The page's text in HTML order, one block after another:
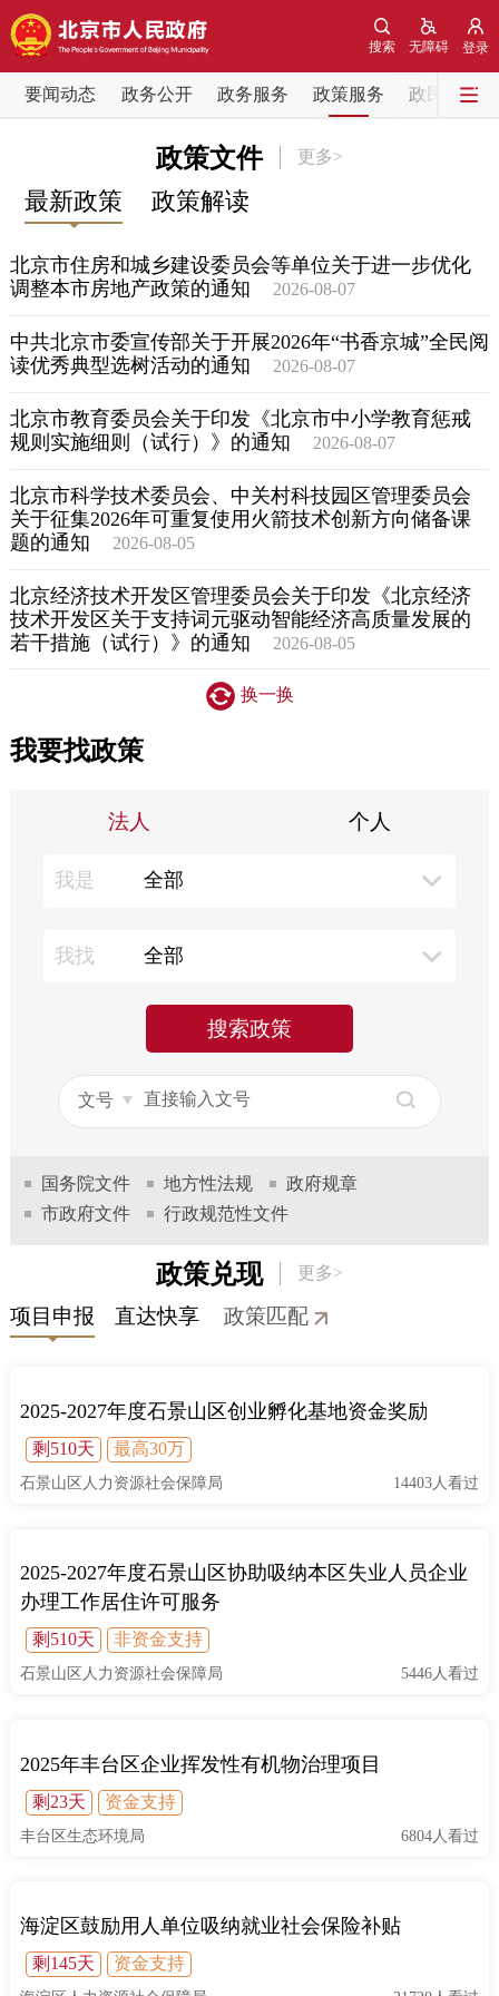
登录
无障碍
搜索
要闻动态 政务公开 政务服务 政策服务 政民互动
要闻动态
国务院信息
北京要闻 会议信息
各区热点
政务公开
决策公开 专题公开
政务服务
个人服务 法人服务
利企服务
12345网上接诉即办 我要建议
参与调查 图说互动
绿色北京 图说北京 视频北京
多语种
DEUTSCH FRANÇAIS
ITALIANO
政策文件 更多>
最新政策 政策解读
北京市住房和城乡建设委员会等单位关于进一步优化
调整本市房地产政策的通知
2026-08-07
中共北京市委宣传部关于开展2026年“书香京城”全民阅
读优秀典型选树活动的通知
2026-08-07
北京市教育委员会关于印发《北京市中小学教育惩戒
规则实施细则（试行）》的通知
2026-08-07
北京市科学技术委员会、中关村科技园区管理委员会
关于征集2026年可重复使用火箭技术创新方向储备课
题的通知
2026-08-05
北京经济技术开发区管理委员会关于印发《北京经济
技术开发区关于支持词元驱动智能经济高质量发展的
若干措施（试行）》的通知
2026-08-05
换一换
我要找政策
法人 个人
我是 全部
我找 全部
搜索政策
国务院文件 地方性法规
政府规章
市政府文件
行政规范性文件
政策兑现 更多>
项目申报 直达快享 政策匹配
2025-2027年度石景山区创业孵化基地资金奖励
剩510天 最高30万
石景山区人力资源社会保障局 14403人看过
2025-2027年度石景山区协助吸纳本区失业人员企业
办理工作居住许可服务
剩510天 非资金支持
石景山区人力资源社会保障局 5446人看过
2025年丰台区企业挥发性有机物治理项目
剩23天 资金支持
丰台区生态环境局 6804人看过
海淀区鼓励用人单位吸纳就业社会保险补贴
剩145天 资金支持